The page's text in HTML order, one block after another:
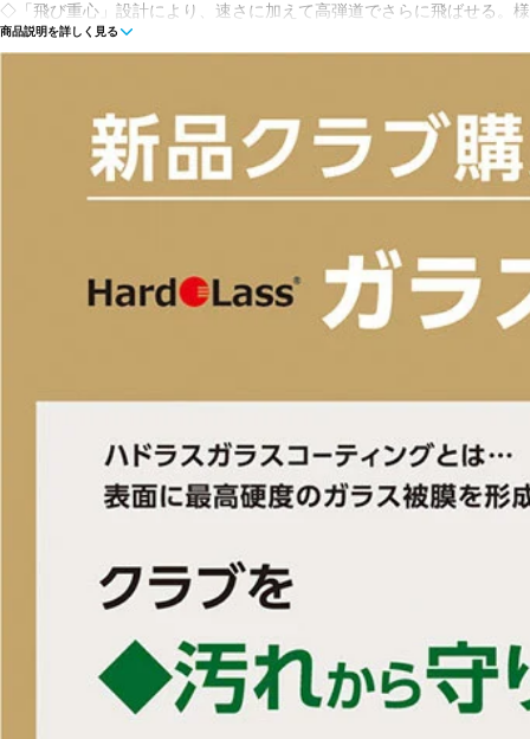
◇「飛び重心」設計により、速さに加えて高弾道でさらに飛ばせる。
が登場。直進性の高いMAXフェアウェイウッドに進化した3つのテク
ノロジー」、「スピンシステンシー・テクノロジー」が搭載。ヘッ
■ヘッド素材・製法：ヘッド素材: FORGEDマレージング鋼C300(フ
■付属品：ヘッドカバー
■ロフト角(度)：#3W/15 #4W/17 #5W/19 #7W/21 #9W/24
■ライ角(度)：#3W #4W/57.5 #5W/58 #7W/58.5 #9W/59
■ヘッド体積(cc)：#3W/186 #4W/180 #5W/174 #7W/165 #9W/157
■フレックス：ワンクレックス
■キックポイント：先中
■トルク：4.4
商品説明を詳しく見る